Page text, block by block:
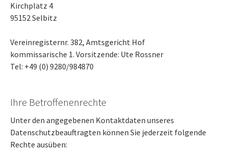
Kirchplatz 4
95152 Selbitz
Vereinregisternr. 382, Amtsgericht Hof
kommissarische 1. Vorsitzende: Ute Rossner
Tel: +49 (0) 9280/984870
Ihre Betroffenenrechte
Unter den angegebenen Kontaktdaten unseres
Datenschutzbeauftragten können Sie jederzeit folgende
Rechte ausüben: